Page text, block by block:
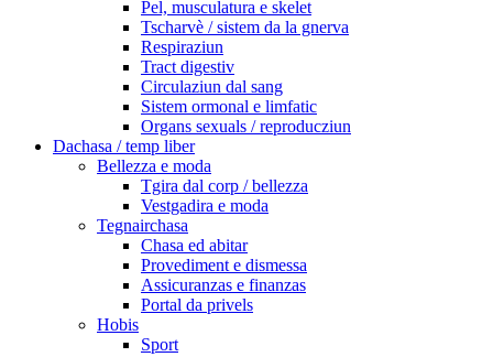
Pel, musculatura e skelet
Tscharvè / sistem da la gnerva
Respiraziun
Tract digestiv
Circulaziun dal sang
Sistem ormonal e limfatic
Organs sexuals / reproducziun
Dachasa / temp liber
Bellezza e moda
Tgira dal corp / bellezza
Vestgadira e moda
Tegnairchasa
Chasa ed abitar
Provediment e dismessa
Assicuranzas e finanzas
Portal da privels
Hobis
Sport